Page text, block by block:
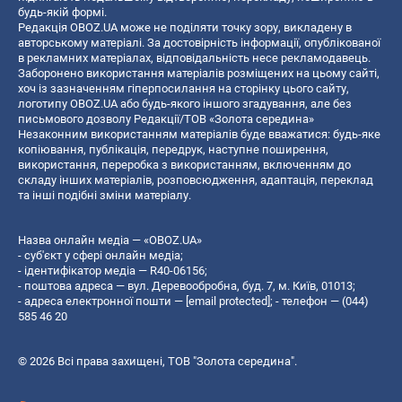
будь-якій формі.
Редакція OBOZ.UA може не поділяти точку зору, викладену в
авторському матеріалі. За достовірність інформації, опублікованої
в рекламних матеріалах, відповідальність несе рекламодавець.
Заборонено використання матеріалів розміщених на цьому сайті,
хоч із зазначенням гіперпосилання на сторінку цього сайту,
логотипу OBOZ.UA або будь-якого іншого згадування, але без
письмового дозволу Редакції/ТОВ «Золота середина»
Незаконним використанням матеріалів буде вважатися: будь-яке
копiювання, публiкацiя, передрук, наступне поширення,
використання, переробка з використанням, включенням до
складу інших матеріалів, розповсюдження, адаптація, переклад
та інші подібні зміни матеріалу.
Назва онлайн медіа — «OBOZ.UA»
- суб'єкт у сфері онлайн медіа;
- ідентифікатор медіа — R40-06156;
- поштова адреса — вул. Деревообробна, буд. 7, м. Київ, 01013;
- адреса електронної пошти — [email protected]; - телефон — (044)
585 46 20
© 2026 Всі права захищені, ТОВ "Золота середина".